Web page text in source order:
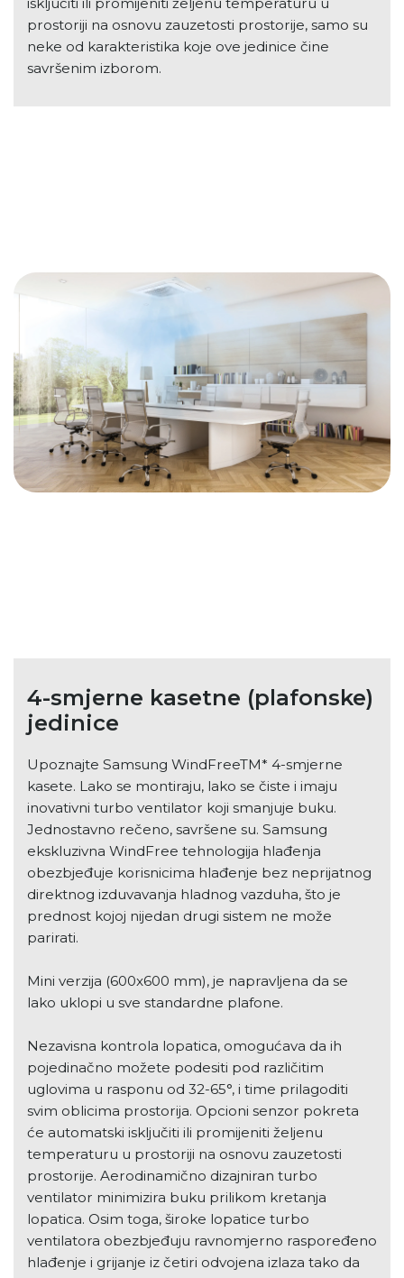
prostoriji na osnovu zauzetosti prostorije, samo su
neke od karakteristika koje ove jedinice čine
savršenim izborom.
4-smjerne kasetne (plafonske)
jedinice
Upoznajte Samsung WindFreeTM* 4-smjerne
kasete. Lako se montiraju, lako se čiste i imaju
inovativni turbo ventilator koji smanjuje buku.
Jednostavno rečeno, savršene su. Samsung
ekskluzivna WindFree tehnologija hlađenja
obezbjeđuje korisnicima hlađenje bez neprijatnog
direktnog izduvavanja hladnog vazduha, što je
prednost kojoj nijedan drugi sistem ne može
parirati.
Mini verzija (600x600 mm), je napravljena da se
lako uklopi u sve standardne plafone.
Nezavisna kontrola lopatica, omogućava da ih
pojedinačno možete podesiti pod različitim
uglovima u rasponu od 32-65°, i time prilagoditi
svim oblicima prostorija. Opcioni senzor pokreta
će automatski isključiti ili promijeniti željenu
temperaturu u prostoriji na osnovu zauzetosti
prostorije. Aerodinamično dizajniran turbo
ventilator minimizira buku prilikom kretanja
lopatica. Osim toga, široke lopatice turbo
ventilatora obezbjeđuju ravnomjerno raspoređeno
hlađenje i grijanje iz četiri odvojena izlaza tako da